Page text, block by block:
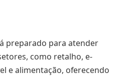
preparado para atender
como retalho, e-
e alimentação, oferecendo